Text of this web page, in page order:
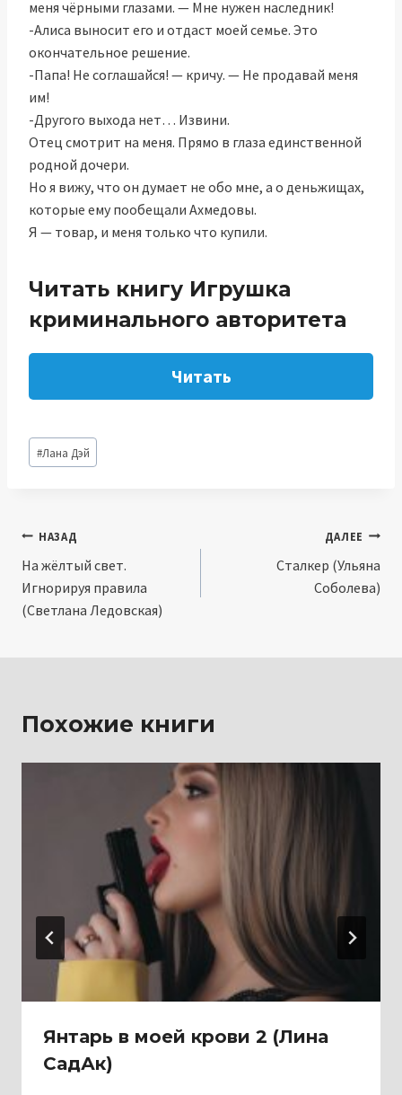
меня чёрными глазами. — Мне нужен наследник!
-Алиса выносит его и отдаст моей семье. Это
окончательное решение.
-Папа! Не соглашайся! — кричу. — Не продавай меня
им!
-Другого выхода нет… Извини.
Отец смотрит на меня. Прямо в глаза единственной
родной дочери.
Но я вижу, что он думает не обо мне, а о деньжищах,
которые ему пообещали Ахмедовы.
Я — товар, и меня только что купили.
Читать книгу Игрушка
криминального авторитета
Читать
Метки
записи:
#Лана Дэй
Навигация
по
записям
НАЗАД
На жёлтый свет.
Игнорируя правила
(Светлана Ледовская)
ДАЛЕЕ
Сталкер (Ульяна
Соболева)
Похожие книги
Янтарь в моей крови 2 (Лина
СадАк)